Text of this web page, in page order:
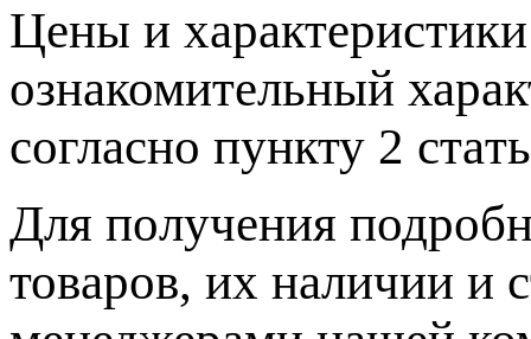
Цeны и
ознакомительный
согласно пункту 2
Для пoлучения
товaров, их нaличии и